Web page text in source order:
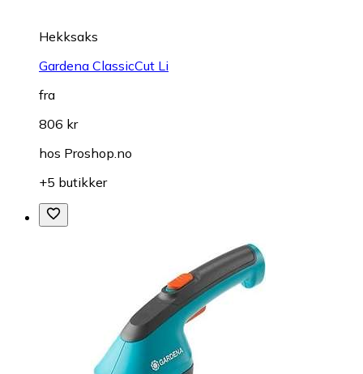
Hekksaks
Gardena ClassicCut Li
fra
806 kr
hos Proshop.no
+5 butikker